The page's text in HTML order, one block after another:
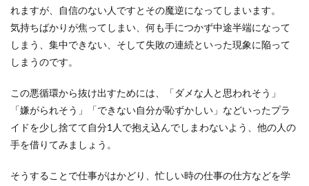
れますが、自信のない人ですとその魔逆になってしまいます。
気持ちばかりが焦ってしまい、何も手につかず中途半端になって
しまう、集中できない、そして失敗の連続といった現象に陥って
しまうのです。
この悪循環から抜け出すためには、「ダメな人と思われそう」
「嫌がられそう」「できない自分が恥ずかしい」などいったプラ
イドを少し捨てて自分1人で抱え込んでしまわないよう、他の人の
手を借りてみましょう。
そうすることで仕事がはかどり、忙しい時の仕事の仕方などを学